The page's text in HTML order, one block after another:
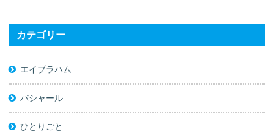
カテゴリー
エイブラハム
バシャール
ひとりごと